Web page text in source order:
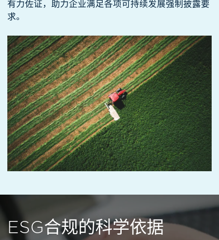
有力佐证，助力企业满足各项可持续发展强制披露要
求。
ESG合规的科学依据